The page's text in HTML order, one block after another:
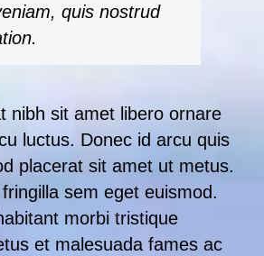
quis nostrud
nibh sit amet libero ornare
luctus. Donec id arcu quis
placerat sit amet ut metus.
sem eget euismod.
morbi tristique
et malesuada fames ac